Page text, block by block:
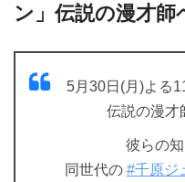
ン」伝説の漫才
5月30日(月)よる
伝説の漫才
彼らの
同世代の #千原ジ